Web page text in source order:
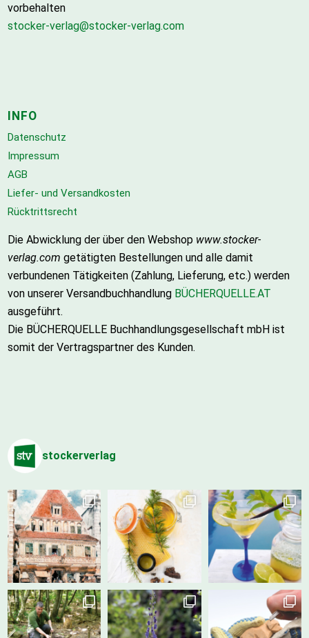
vorbehalten
stocker-verlag@stocker-verlag.com
INFO
Datenschutz
Impressum
AGB
Liefer- und Versandkosten
Rücktrittsrecht
Die Abwicklung der über den Webshop www.stocker-
verlag.com getätigten Bestellungen und alle damit
verbundenen Tätigkeiten (Zahlung, Lieferung, etc.) werden
von unserer Versandbuchhandlung BÜCHERQUELLE.AT
ausgeführt.
Die BÜCHERQUELLE Buchhandlungsgesellschaft mbH ist
somit der Vertragspartner des Kunden.
stockerverlag